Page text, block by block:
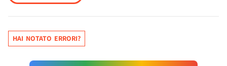
HAI NOTATO ERRORI?